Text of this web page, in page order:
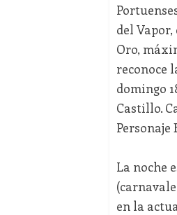
del
Oro,
reconoce
domingo
Castillo.
Personaje
La noche
en la